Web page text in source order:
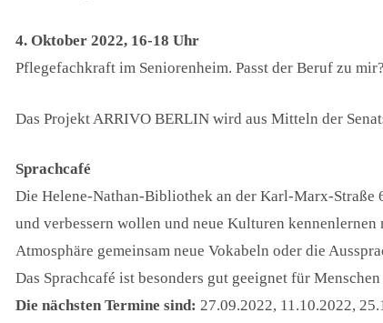
4. Oktober 2022, 16-18 Uhr
Pflegefachkraft im Seniorenheim. Passt der Beruf zu mir?
Das Projekt ARRIVO BERLIN wird aus Mitteln der
Sprachcafé
Die Helene-Nathan-Bibliothek an der Karl-Marx-Straße
und verbessern wollen und neue Kulturen
Atmosphäre gemeinsam neue Vokabeln oder die
Das Sprachcafé ist besonders gut geeignet für
Die nächsten Termine sind: 27.09.2022, 11.10.2022,